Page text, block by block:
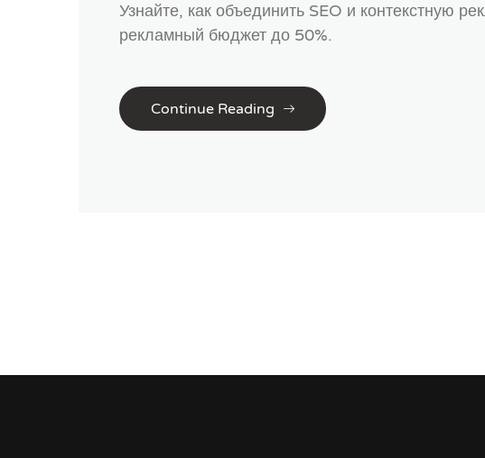
Узнайте, как объединить SEO и контекстную
рекламный бюджет до 50%.
Continue Reading